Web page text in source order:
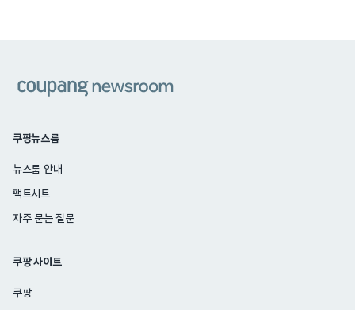
쿠팡뉴스룸
뉴스룸 안내
팩트시트
자주 묻는 질문
쿠팡 사이트
쿠팡